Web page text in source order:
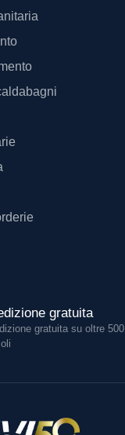
gratuita
gratuita su oltre 500